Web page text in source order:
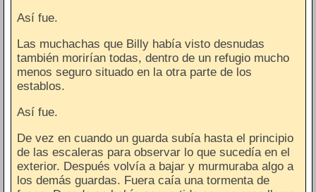
Así fue.
Las muchachas que Billy había visto desnudas
también morirían todas, dentro de un refugio mucho
menos seguro situado en la otra parte de los
establos.
Así fue.
De vez en cuando un guarda subía hasta el principio
de las escaleras para observar lo que sucedía en el
exterior. Después volvía a bajar y murmuraba algo a
los demás guardas. Fuera caía una tormenta de